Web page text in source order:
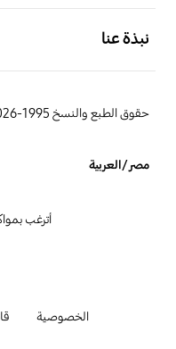
نبذة عنا
حقوق الطبع والنسخ 1995-2026 سامسونج. جميع الحقوق محفوظة.
مصر/العربية
الخصوصية
أترغب